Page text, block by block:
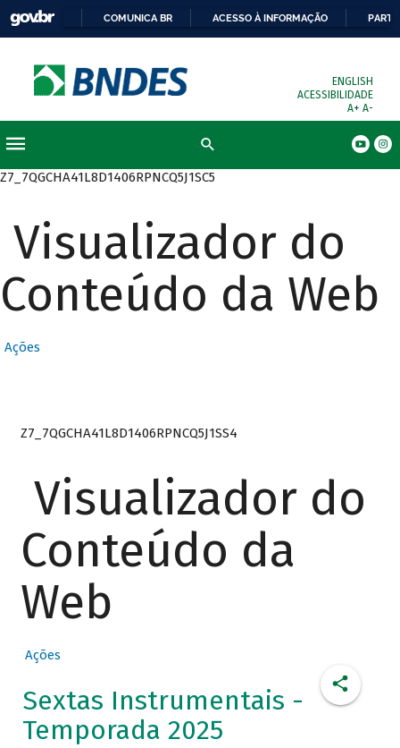
COMUNICA BR ACESSO À INFORMAÇÃO
ENGLISH
ACESSIBILIDADE
A+ A-
Z7_7QGCHA41L8D1406RPNCQ5J1SC5
Visualizador do
Conteúdo da Web
Ações
Z7_7QGCHA41L8D1406RPNCQ5J1SS4
Visualizador do
Conteúdo da
Web
Ações
Sextas Instrumentais -
Temporada 2025